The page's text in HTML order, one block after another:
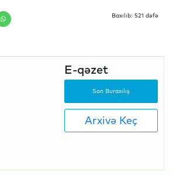
Baxılıb: 521 dəfə
E-qəzet
Son Buraxılış
Arxivə Keç